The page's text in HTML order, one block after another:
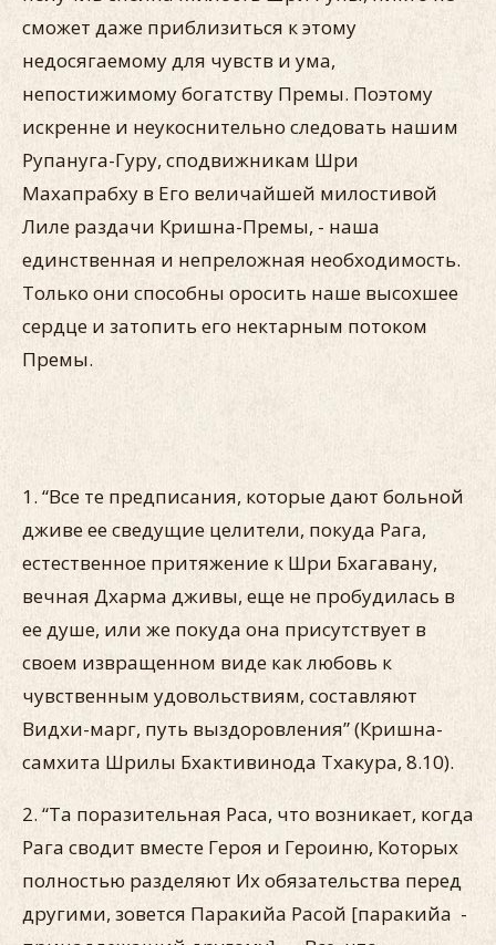
сможет даже приблизиться к этому
недосягаемому для чувств и ума,
непостижимому богатству Премы. Поэтому
искренне и неукоснительно следовать нашим
Рупануга-Гуру, сподвижникам Шри
Махапрабху в Его величайшей милостивой
Лиле раздачи Кришна-Премы, - наша
единственная и непреложная необходимость.
Только они способны оросить наше высохшее
сердце и затопить его нектарным потоком
Премы.
1. “Все те предписания, которые дают больной
дживе ее сведущие целители, покуда Рага,
естественное притяжение к Шри Бхагавану,
вечная Дхарма дживы, еще не пробудилась в
ее душе, или же покуда она присутствует в
своем извращенном виде как любовь к
чувственным удовольствиям, составляют
Видхи-марг, путь выздоровления” (Кришна-
самхита Шрилы Бхактивинода Тхакура, 8.10).
2. “Та поразительная Раса, что возникает, когда
Рага сводит вместе Героя и Героиню, Которых
полностью разделяют Их обязательства перед
другими, зовется Паракийа Расой [паракийа -